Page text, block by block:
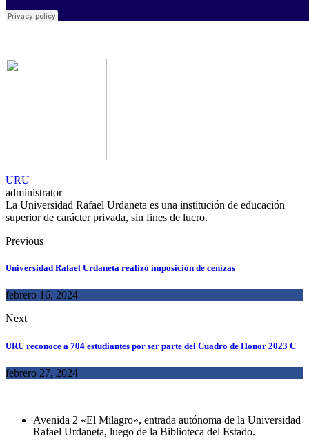
URU
administrator
La Universidad Rafael Urdaneta es una institución de educación
superior de carácter privada, sin fines de lucro.
Previous
Universidad Rafael Urdaneta realizó imposición de cenizas
febrero 16, 2024
Next
URU reconoce a 704 estudiantes por ser parte del Cuadro de Honor 2023 C
febrero 27, 2024
Avenida 2 «El Milagro», entrada autónoma de la Universidad
Rafael Urdaneta, luego de la Biblioteca del Estado.